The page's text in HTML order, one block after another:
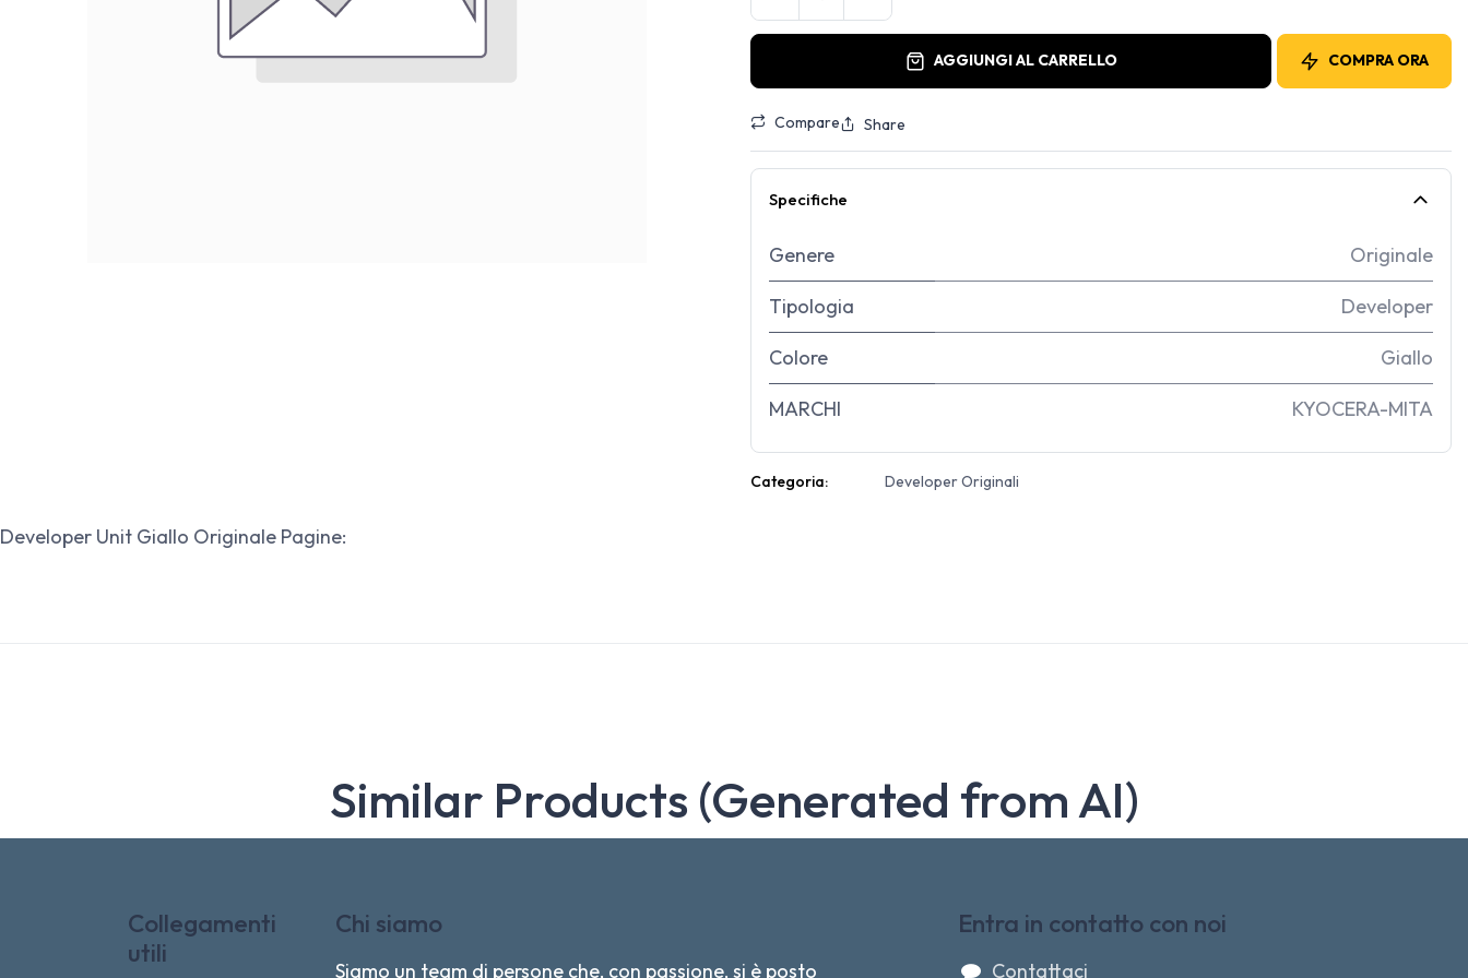
AGGIUNGI AL CARRELLO COMPRA ORA
Compare Share
Specifiche
Genere Originale
Tipologia Developer
Colore Giallo
MARCHI KYOCERA-MITA
Categoria: Developer Originali
Developer Unit Giallo Originale Pagine:
Similar Products (Generated from AI)
Collegamenti
utili
Chi siamo
Siamo un team di persone che, con passione, si è posto
Entra in contatto con noi
Contattaci